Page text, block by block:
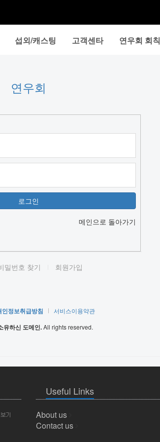
섭외/캐스팅 고객센타 연우회 회칙
연우회
메인으로 돌아가기
밀번호 찾기 회원가입
인정보취급방침
서비스이용약관
유하신 도메인.All rights reserved.
Useful Links
About us
Contact us